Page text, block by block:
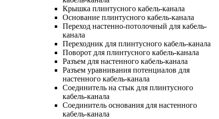
Крышка плинтусного кабель-канала
Основание плинтусного кабель-канала
Переход настенно-потолочный для кабель-
канала
Переходник для плинтусного кабель-канала
Поворот для плинтусного кабель-канала
Разъем для настенного кабель-канала
Разъем уравнивания потенциалов для
настенного кабель-канала
Соединитель на стык для плинтусного
кабель-канала
Соединитель основания для настенного
кабель-канала